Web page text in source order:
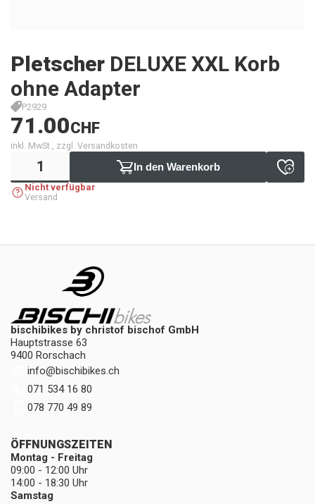
Pletscher DELUXE XXL Korb
ohne Adapter
P2929
71.00CHF
inkl. MwSt., zzgl. Versandkosten
In den Warenkorb
Nicht verfügbar
Versand
bischibikes by christof bischof GmbH
Hauptstrasse 63
9400 Rorschach
info@bischibikes.ch
071 534 16 80
078 770 49 89
ÖFFNUNGSZEITEN
Montag - Freitag
09:00 - 12:00 Uhr
14:00 - 18:30 Uhr
Samstag